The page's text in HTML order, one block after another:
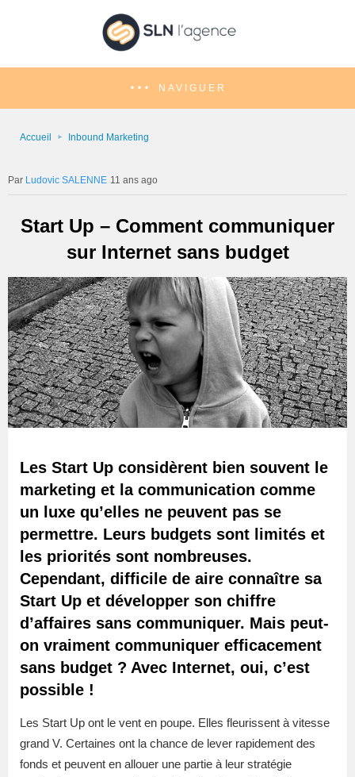
NAVIGUER
Accueil Inbound Marketing
Ludovic SALENNE 11 ans ago
Start Up – Comment communiquer
sur Internet sans budget
Les Start Up considèrent bien souvent le
marketing et la communication comme
un luxe qu’elles ne peuvent pas se
permettre. Leurs budgets sont limités et
les priorités sont nombreuses.
Cependant, difficile de aire connaître sa
Start Up et développer son chiffre
d’affaires sans communiquer. Mais peut-
on vraiment communiquer efficacement
sans budget ? Avec Internet, oui, c’est
possible !
Les Start Up ont le vent en poupe. Elles fleurissent à vitesse
grand V. Certaines ont la chance de lever rapidement des
fonds et peuvent en allouer une partie à leur stratégie